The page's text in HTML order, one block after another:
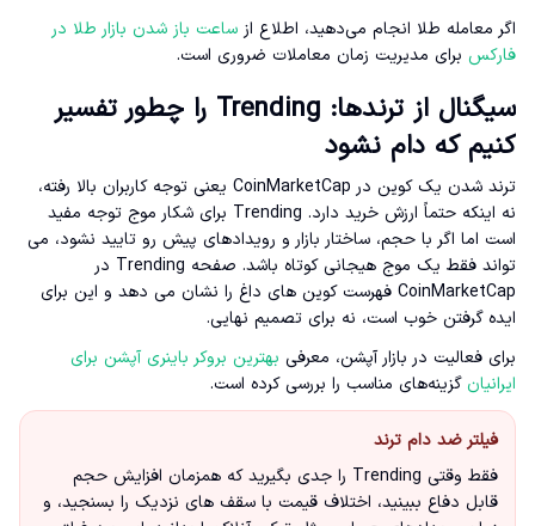
اگر معامله طلا انجام می‌دهید، اطلاع از ساعت باز شدن بازار طلا در
فارکس برای مدیریت زمان معاملات ضروری است.
سیگنال از ترندها: Trending را چطور تفسیر
کنیم که دام نشود
ترند شدن یک کوین در CoinMarketCap یعنی توجه کاربران بالا رفته،
نه اینکه حتماً ارزش خرید دارد. Trending برای شکار موج توجه مفید
است اما اگر با حجم، ساختار بازار و رویدادهای پیش رو تایید نشود، می
تواند فقط یک موج هیجانی کوتاه باشد. صفحه Trending در
CoinMarketCap فهرست کوین های داغ را نشان می دهد و این برای
ایده گرفتن خوب است، نه برای تصمیم نهایی.
برای فعالیت در بازار آپشن، معرفی بهترین بروکر باینری آپشن برای
ایرانیان گزینه‌های مناسب را بررسی کرده است.
فیلتر ضد دام ترند
فقط وقتی Trending را جدی بگیرید که همزمان افزایش حجم
قابل دفاع ببینید، اختلاف قیمت با سقف های نزدیک را بسنجید، و